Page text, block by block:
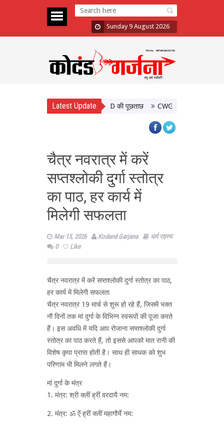
Sunday 9 August 2026
Latest Update
सदस्यों के इस्तीफे के बाद कल CID की पूछताछ CWG विजेताओं के साथ PM
चैत्र नवरात्र में करें
सप्तश्लोकी दुर्गा स्तोत्र
का पाठ, हर कार्य में
मिलेगी सफलता
Mar 15, 2026 Kodand Garjana
धर्म रहस्य
0
Like
चैत्र नवरात्र में करें सप्तश्लोकी दुर्गा स्तोत्र का पाठ,
हर कार्य में मिलेगी सफलता
चैत्र नवरात्र 19 मार्च से शुरू हो रहे हैं, जिसमें भक्त
नौ दिनों तक मां दुर्गा के विभिन्न स्वरूपों की पूजा करते
हैं। इस अवधि में यदि आप रोजाना सप्तश्लोकी दुर्गा
स्तोत्र का पाठ करते हैं, तो इससे आपको मात रानी की
विशेष कृपा प्राप्त होती है। साथ ही साधक को शुभ
परिणाम भी मिलने लगते हैं।
मां दुर्गा के मंत्र
1. मंत्र: श्री क्लीं ह्रीं वरदायै नम:
2. मंत्र: ॐ ऐं ह्रीं क्लीं महागौर्ये नम: